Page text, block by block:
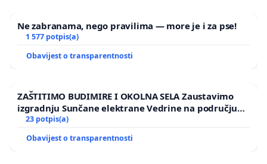
Ne zabranama, nego pravilima — more je i za pse!
1 577 potpis(a)
Obavijest o transparentnosti
ZAŠTITIMO BUDIMIRE I OKOLNA SELA Zaustavimo
izgradnju Sunčane elektrane Vedrine na području
Ugljana
23 potpis(a)
Obavijest o transparentnosti